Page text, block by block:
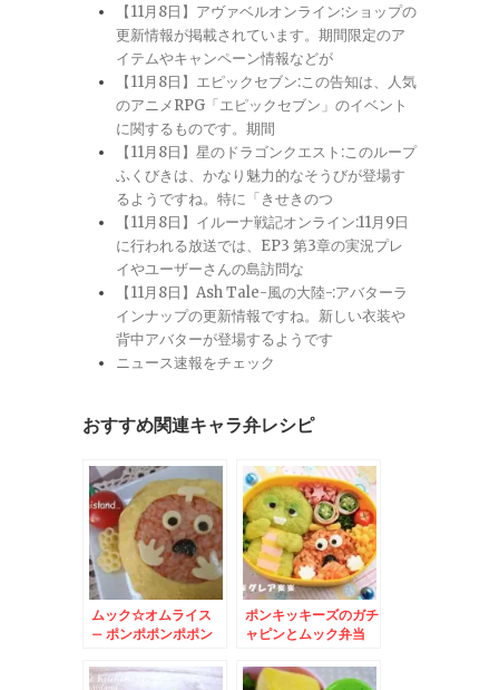
【11月8日】アヴァベルオンライン:ショップの
更新情報が掲載されています。期間限定のア
イテムやキャンペーン情報などが
【11月8日】エピックセブン:この告知は、人気
のアニメRPG「エピックセブン」のイベント
に関するものです。期間
【11月8日】星のドラゴンクエスト:このループ
ふくびきは、かなり魅力的なそうびが登場す
るようですね。特に「きせきのつ
【11月8日】イルーナ戦記オンライン:11月9日
に行われる放送では、EP3 第3章の実況プレ
イやユーザーさんの島訪問な
【11月8日】Ash Tale-風の大陸-:アバターラ
インナップの更新情報ですね。新しい衣装や
背中アバターが登場するようです
ニュース速報をチェック
おすすめ関連キャラ弁レシピ
ムック☆オムライス
– ポンポポンポポン
ポンキッキーズのガチ
ャピンとムック弁当